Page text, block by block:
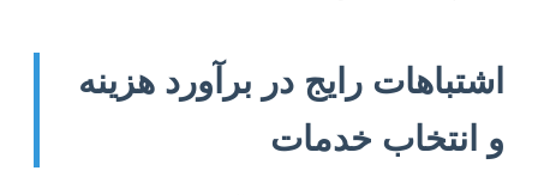
اشتباهات رایج در برآورد هزینه
و انتخاب خدمات